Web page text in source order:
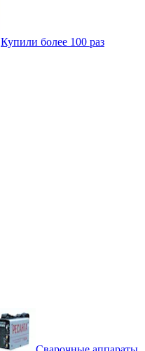
Купили более 100 раз